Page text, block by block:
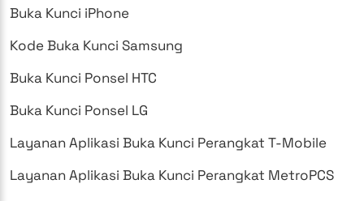
Buka Kunci iPhone
Kode Buka Kunci Samsung
Buka Kunci Ponsel HTC
Buka Kunci Ponsel LG
Layanan Aplikasi Buka Kunci Perangkat T-Mobile
Layanan Aplikasi Buka Kunci Perangkat MetroPCS